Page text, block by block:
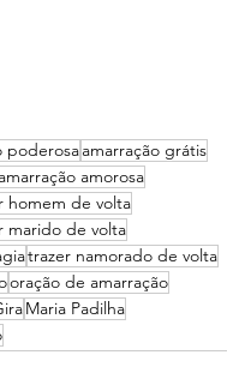
poderosaamarração grátis
amarração amorosa
homem de volta
marido de volta
trazer namorado de volta
oração de amarração
Maria Padilha